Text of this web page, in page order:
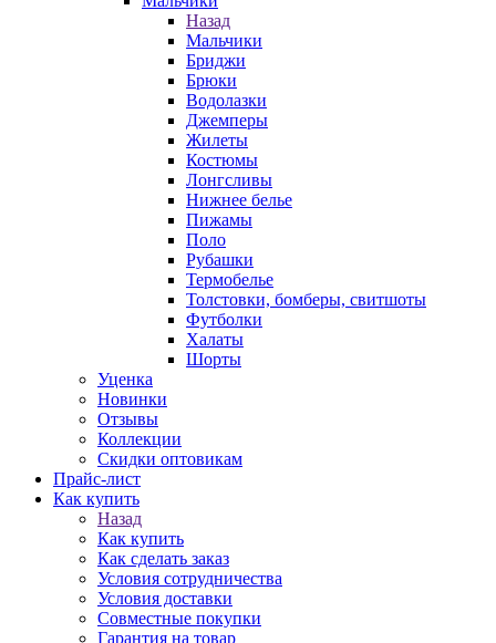
Назад
Мальчики
Бриджи
Брюки
Водолазки
Джемперы
Жилеты
Костюмы
Лонгсливы
Нижнее белье
Пижамы
Поло
Рубашки
Термобелье
Толстовки, бомберы, свитшоты
Футболки
Халаты
Шорты
Уценка
Новинки
Отзывы
Коллекции
Скидки оптовикам
Прайс-лист
Как купить
Назад
Как купить
Как сделать заказ
Условия сотрудничества
Условия доставки
Совместные покупки
Гарантия на товар